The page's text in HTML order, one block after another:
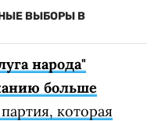
– По жизни",